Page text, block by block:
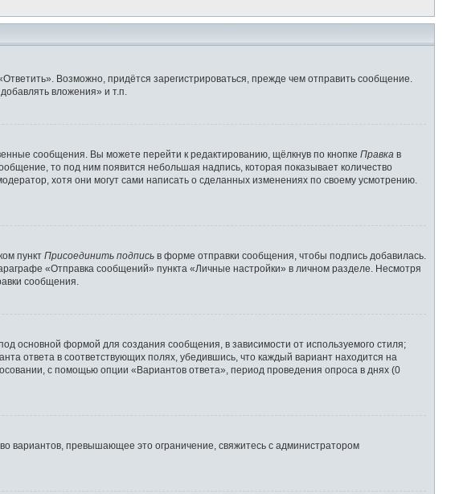
Возможно, придётся зарегистрироваться, прежде чем отправить сообщение.
вложения» и т.п.
сообщения. Вы можете перейти к редактированию, щёлкнув по кнопке Правка в
то под ним появится небольшая надпись, которая показывает количество
хотя они могут сами написать о сделанных изменениях по своему усмотрению.
пункт Присоединить подпись в форме отправки сообщения, чтобы подпись добавилась.
«Отправка сообщений» пункта «Личные настройки» в личном разделе. Несмотря
сообщения.
основной формой для создания сообщения, в зависимости от используемого стиля;
ответа в соответствующих полях, убедившись, что каждый вариант находится на
с помощью опции «Вариантов ответа», период проведения опроса в днях (0
вариантов, превышающее это ограничение, свяжитесь с администратором